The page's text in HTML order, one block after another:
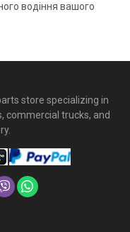
водіння вашого
store specializing in
commercial trucks, and